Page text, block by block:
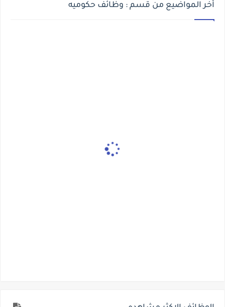
أخر المواضيع من قسم : وظائف حكوميه